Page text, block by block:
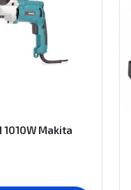
1010W Makita